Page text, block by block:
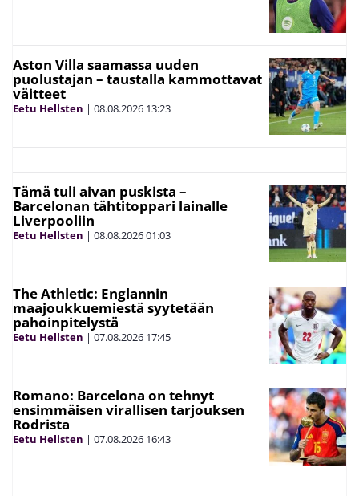
Aston Villa saamassa uuden
puolustajan – taustalla kammottavat
väitteet
Eetu Hellsten | 08.08.2026 13:23
Tämä tuli aivan puskista –
Barcelonan tähtitoppari lainalle
Liverpooliin
Eetu Hellsten | 08.08.202601:03
The Athletic: Englannin
maajoukkuemiestä syytetään
pahoinpitelystä
Eetu Hellsten | 07.08.2026 17:45
Romano: Barcelona on tehnyt
ensimmäisen virallisen tarjouksen
Rodrista
Eetu Hellsten | 07.08.2026 16:43